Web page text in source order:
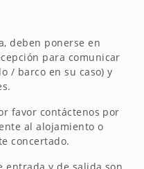
deben ponerse en
para comunicar
/ barco en su caso) y
favor contáctenos por
al alojamiento o
concertado.